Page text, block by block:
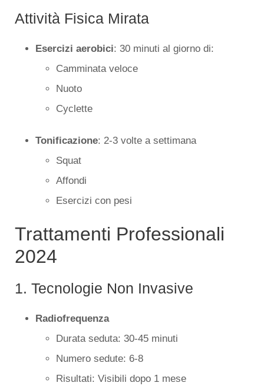
Attività Fisica Mirata
Esercizi aerobici: 30 minuti al giorno di:
Camminata veloce
Nuoto
Cyclette
Tonificazione: 2-3 volte a settimana
Squat
Affondi
Esercizi con pesi
Trattamenti Professionali
2024
1. Tecnologie Non Invasive
Radiofrequenza
Durata seduta: 30-45 minuti
Numero sedute: 6-8
Risultati: Visibili dopo 1 mese